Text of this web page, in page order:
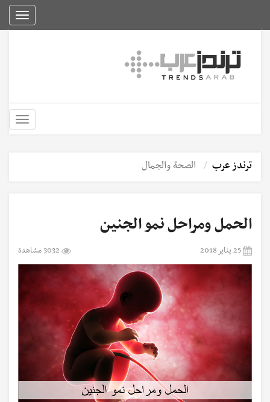
Toggle
Toggle
ترندز عرب الصحة والجمال
الحمل ومراحل نمو الجنين
25 يناير 2018 3032 مشاهدة